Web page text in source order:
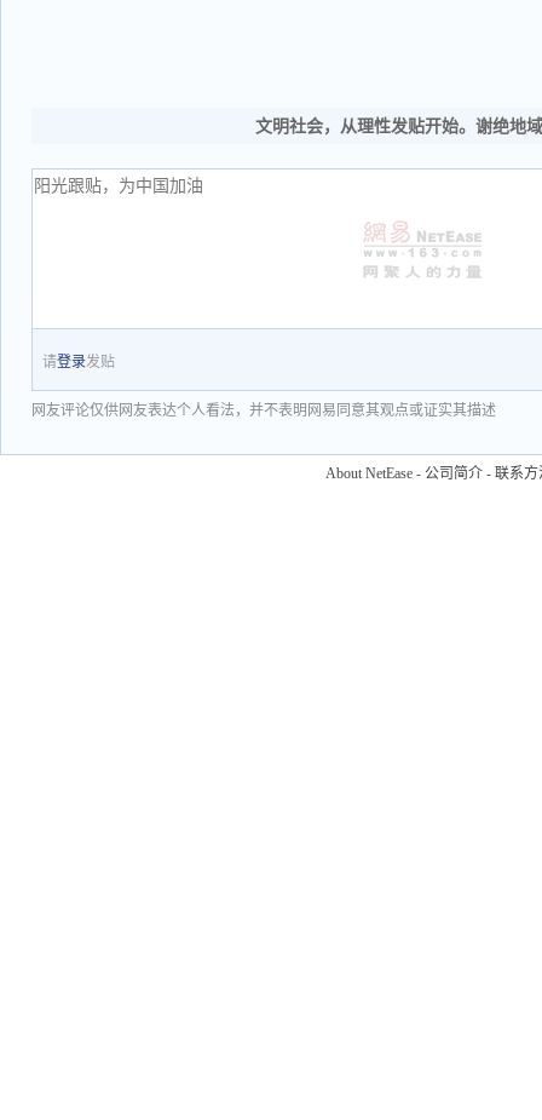
文明社会，从理性发贴开始。谢绝地
请登录发贴
网友评论仅供网友表达个人看法，并不表明网易同意其观点或证实其描述
About NetEase - 公司简介 - 联系方